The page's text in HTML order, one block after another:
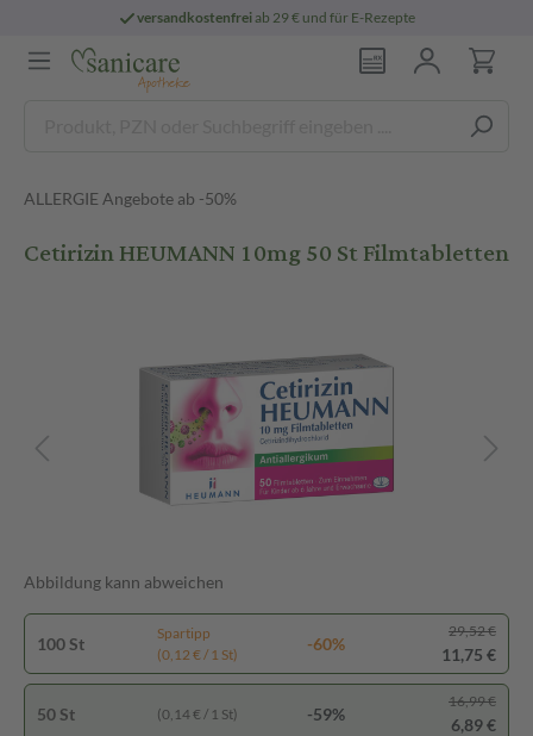
versandkostenfreiab 29 € und für E-Rezepte
ALLERGIE Angebote ab -50%
Cetirizin HEUMANN 10mg 50 St Filmtabletten
Abbildung kann abweichen
100 St
Spartipp
(0,12 € / 1 St)
-60%
29,52 €
11,75 €
50 St (0,14 € / 1 St) -59%
16,99 €
6,89 €